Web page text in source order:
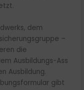
dem
–
die
Ausbildungs-Ass
Ausbildung.
gibt